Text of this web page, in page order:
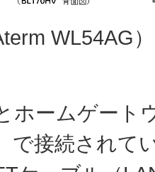
WL54AG
ホームゲート
で接続されて